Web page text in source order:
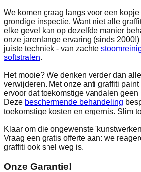
We komen graag langs voor een kopje
grondige inspectie. Want niet alle
elke gevel kan op dezelfde manier
onze jarenlange ervaring (sinds
juiste techniek - van zachte
softstralen.
Het mooie? We denken verder dan
verwijderen. Met onze anti graffiti
ervoor dat toekomstige vandalen geen
Deze beschermende behandeling
toekomstige kosten en ergernis. Slim
Klaar om die ongewenste
Vraag een gratis offerte aan: we
graffiti ook snel weg is.
Onze Garantie!